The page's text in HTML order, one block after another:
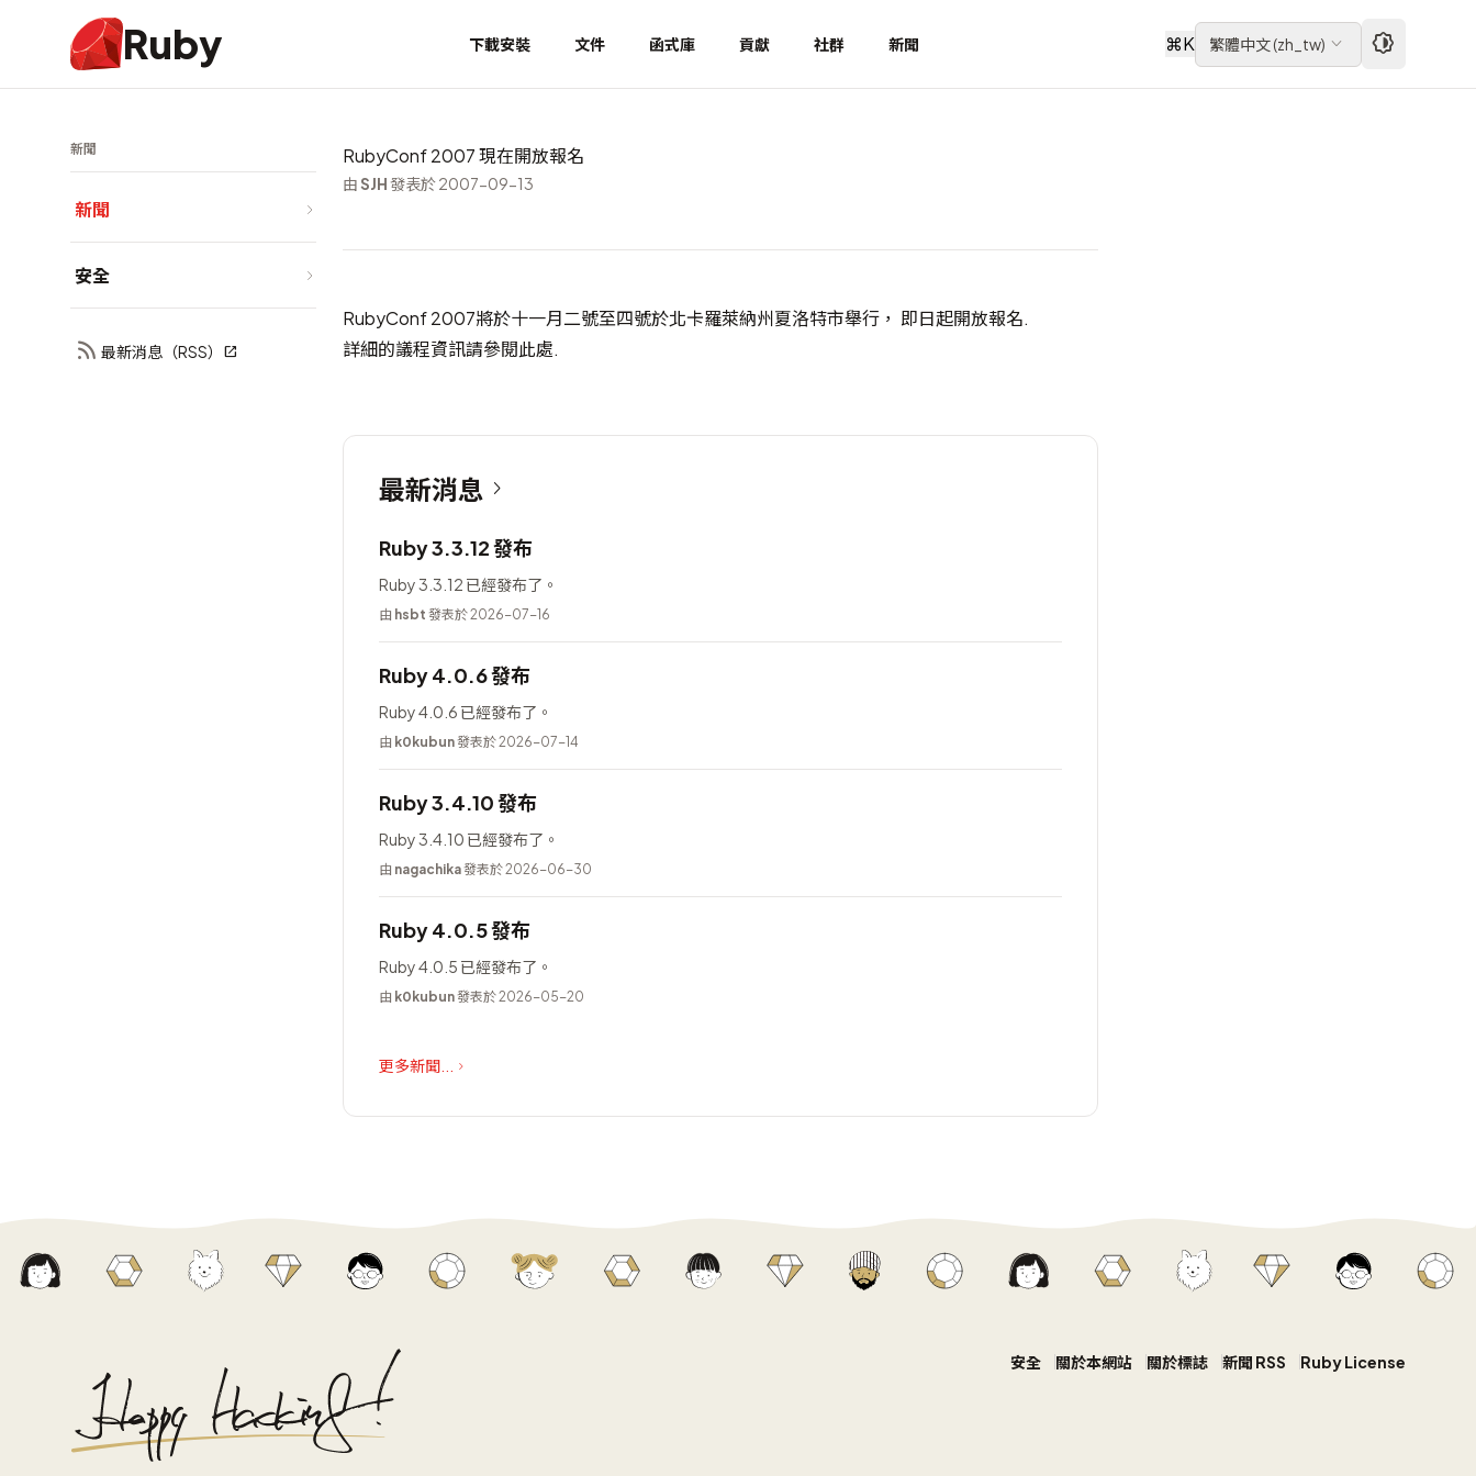
Ruby 下載安裝 文件 函式庫 貢獻 社群 新聞 ⌘K 繁體中文(zh_tw)
新聞
新聞
安全
最新消息（RSS）
RubyConf 2007 現在開放報名
由SJH發表於 2007-09-13
RubyConf 2007將於十一月二號至四號於北卡羅萊納州夏洛特市舉行， 即日起開放報名.
詳細的議程資訊請參閱此處.
最新消息
Ruby 3.3.12 發布
Ruby 3.3.12 已經發布了。
由 hsbt 發表於 2026-07-16
Ruby 4.0.6 發布
Ruby 4.0.6 已經發布了。
由 k0kubun發表於 2026-07-14
Ruby 3.4.10 發布
Ruby 3.4.10 已經發布了。
由 nagachika發表於 2026-06-30
Ruby 4.0.5 發布
Ruby 4.0.5 已經發布了。
由 k0kubun發表於 2026-05-20
更多新聞...
安全 關於本網站 關於標誌 新聞 RSS Ruby License